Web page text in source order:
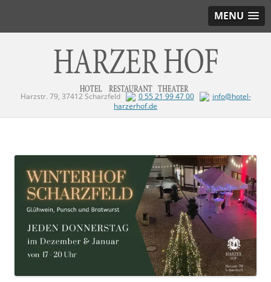
MENU
Harzstr. 79, 37412 Scharzfeld 0 55 21 99 47 00
info@hotel-
harzerhof.de